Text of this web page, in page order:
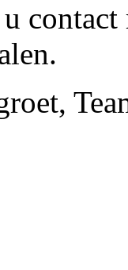
contact